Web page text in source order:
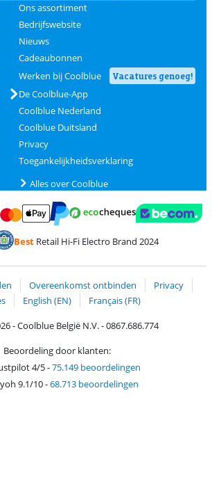
Ons assortiment
Bedrijfswebsite
Nieuws
Cadeaubonnen
Werken bij Coolblue
Vacatures genoeg!
De Coolblue-App
Coolblue Nederland
Coolblue Duitsland
Privacy
Toegankelijkheidsverklaring
Alles over Coolblue
en Visa via ClickToPay
BestRetail Hi-Fi Electro Brand 2024
Overeenkomst ontbinden
Privacy
English (EN)
Français (FR)
- Coolblue België N.V. - 0867.686.774
Beoordeling door klanten:
4/5-75.149 beoordelingen
9.1/10-68.713 beoordelingen